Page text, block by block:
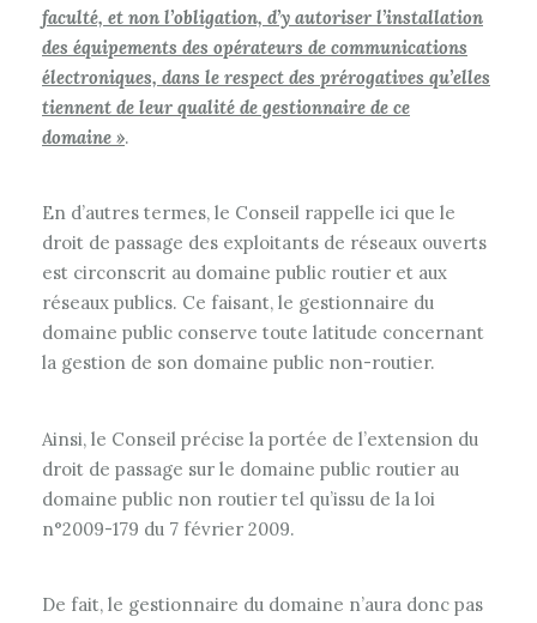
faculté, et non l’obligation, d’y autoriser l’installation
des équipements des opérateurs de communications
électroniques, dans le respect des prérogatives qu’elles
tiennent de leur qualité de gestionnaire de ce
domaine ».
En d’autres termes, le Conseil rappelle ici que le
droit de passage des exploitants de réseaux ouverts
est circonscrit au domaine public routier et aux
réseaux publics. Ce faisant, le gestionnaire du
domaine public conserve toute latitude concernant
la gestion de son domaine public non-routier.
Ainsi, le Conseil précise la portée de l’extension du
droit de passage sur le domaine public routier au
domaine public non routier tel qu’issu de la loi
n°2009-179 du 7 février 2009.
De fait, le gestionnaire du domaine n’aura donc pas